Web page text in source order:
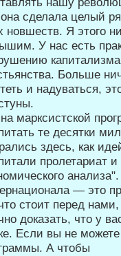
сделала целый
новшеств. Я этого
У нас есть
Больше
и надуваться,
марксистской
те десятки
здесь, как
пролетариат
— это
стоит перед
доказать, что у
Если вы не
А что­бы